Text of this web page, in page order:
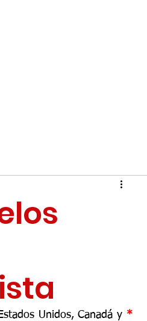
Unidos, Canadá y